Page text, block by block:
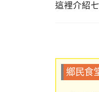
這裡介紹
鄉民食